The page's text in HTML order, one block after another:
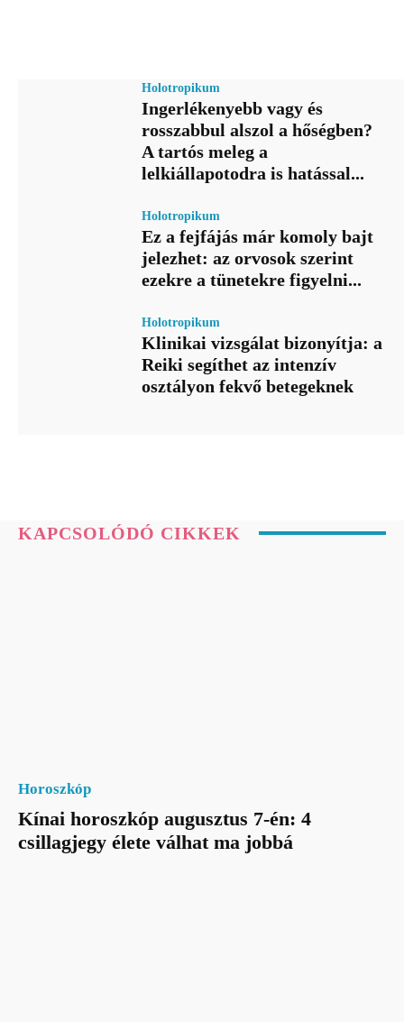
Holotropikum
Ingerlékenyebb vagy és
rosszabbul alszol a hőségben?
A tartós meleg a
lelkiállapotodra is hatással...
Holotropikum
Ez a fejfájás már komoly bajt
jelezhet: az orvosok szerint
ezekre a tünetekre figyelni...
Holotropikum
Klinikai vizsgálat bizonyítja: a
Reiki segíthet az intenzív
osztályon fekvő betegeknek
KAPCSOLÓDÓ CIKKEK
Horoszkóp
Kínai horoszkóp augusztus 7-én: 4
csillagjegy élete válhat ma jobbá